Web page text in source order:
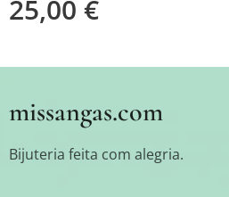
25,00 €
missangas.com
Bijuteria feita com alegria.